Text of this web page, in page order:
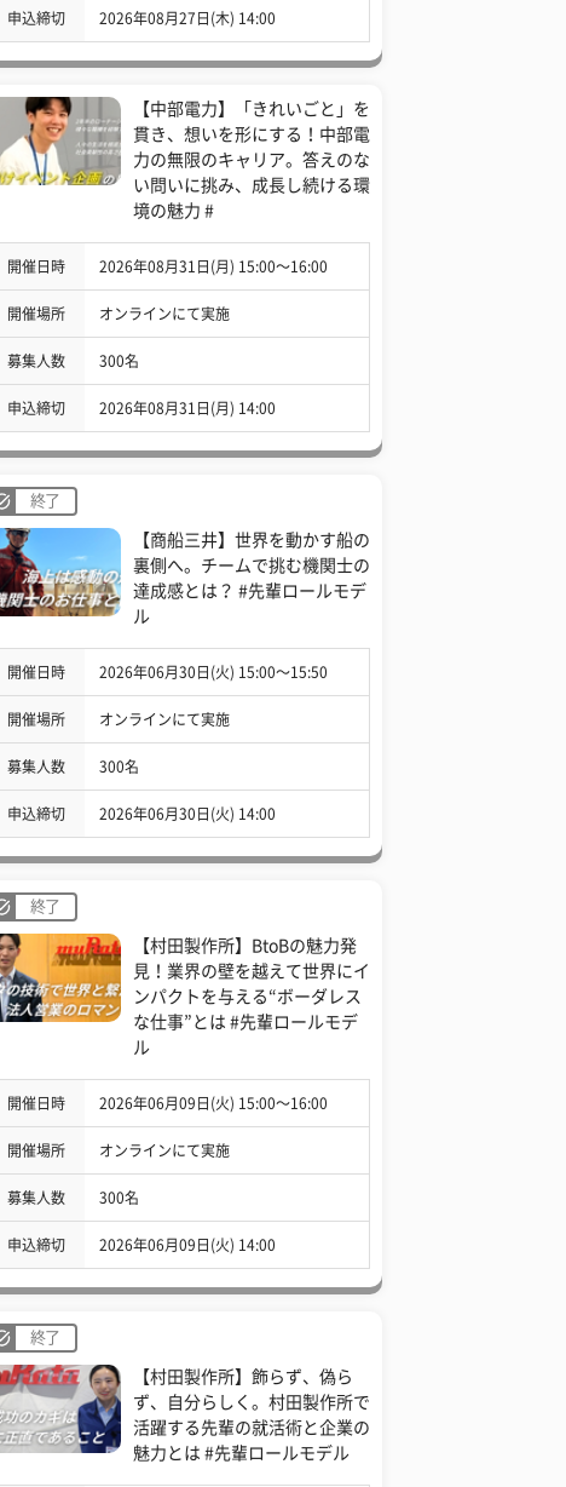
申込締切 2026年08月27日(木) 14:00
【中部電力】「きれいごと」を
貫き、想いを形にする！中部電
力の無限のキャリア。答えのな
い問いに挑み、成長し続ける環
境の魅力 #
開催日時 2026年08月31日(月) 15:00〜16:00
開催場所 オンラインにて実施
募集人数 300名
申込締切 2026年08月31日(月) 14:00
終了
【商船三井】世界を動かす船の
裏側へ。チームで挑む機関士の
達成感とは？ #先輩ロールモデ
ル
開催日時 2026年06月30日(火) 15:00〜15:50
開催場所 オンラインにて実施
募集人数 300名
申込締切 2026年06月30日(火) 14:00
終了
【村田製作所】BtoBの魅力発
見！業界の壁を越えて世界にイ
ンパクトを与える“ボーダレス
な仕事”とは #先輩ロールモデ
ル
開催日時 2026年06月09日(火) 15:00〜16:00
開催場所 オンラインにて実施
募集人数 300名
申込締切 2026年06月09日(火) 14:00
終了
【村田製作所】飾らず、偽ら
ず、自分らしく。村田製作所で
活躍する先輩の就活術と企業の
魅力とは #先輩ロールモデル